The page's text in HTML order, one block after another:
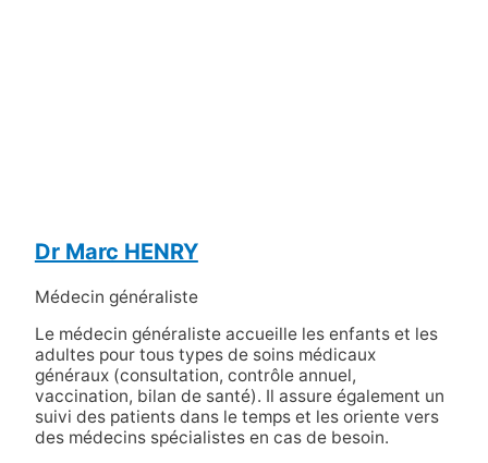
Dr Marc HENRY
Médecin généraliste
Le médecin généraliste accueille les enfants et les
adultes pour tous types de soins médicaux
généraux (consultation, contrôle annuel,
vaccination, bilan de santé). Il assure également un
suivi des patients dans le temps et les oriente vers
des médecins spécialistes en cas de besoin.